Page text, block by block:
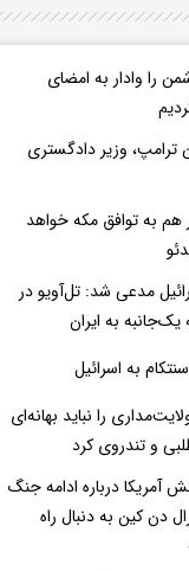
را وادار به امضای
ترامپ، وزیر دادگستری
به توافق مکه خواهد
۱۳ اسرائیل مدعی شد: تل‌آویو در
به ایران
به اسرائیل
را نباید بهانه‌ای
و تندروی کرد
آمریکا درباره ادامه جنگ
دن کین به دنبال راه